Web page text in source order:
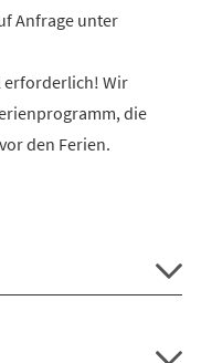
Anfrage unter
erforderlich! Wir
die
den Ferien.